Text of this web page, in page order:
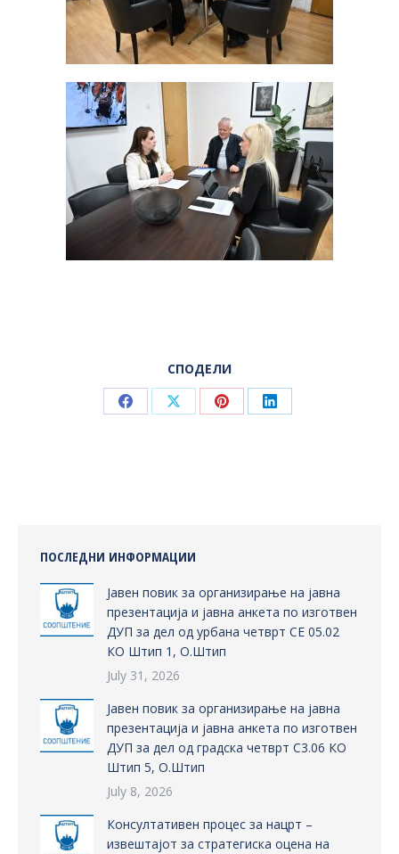
СПОДЕЛИ
Share Share Share Share
ПОСЛЕДНИ ИНФОРМАЦИИ
Јавен повик за организирање на јавна
презентација и јавна анкета по изготвен
ДУП за дел од урбана четврт СЕ 05.02
КО Штип 1, О.Штип
July 31, 2026
Јавен повик за организирање на јавна
презентација и јавна анкета по изготвен
ДУП за дел од градска четврт С3.06 КО
Штип 5, О.Штип
July 8, 2026
Консултативен процес за нацрт –
извештајот за стратегиска оцена на